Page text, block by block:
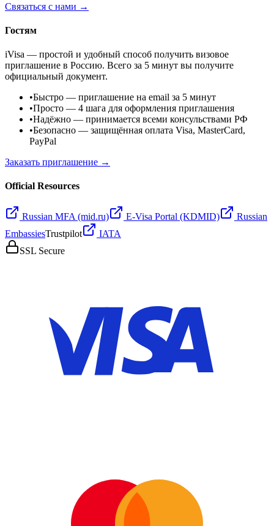
Связаться с нами →
Гостям
iVisa — простой и удобный способ получить визовое
приглашение в Россию. Всего за 5 минут вы получите
официальный документ.
•Быстро — приглашение на email за 5 минут
•Просто — 4 шага для оформления приглашения
•Надёжно — принимается всеми консульствами РФ
•Безопасно — защищённая оплата Visa, MasterCard,
PayPal
Заказать приглашение →
Official Resources
Russian MFA (mid.ru) E-Visa Portal (KDMID)
Russian
EmbassiesTrustpilot
IATA
SSL Secure